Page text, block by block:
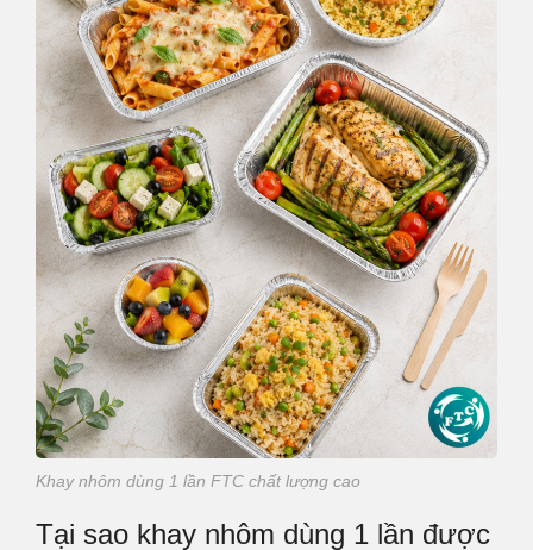
Khay nhôm dùng 1 lần FTC chất lượng cao
Tại sao khay nhôm dùng 1 lần được